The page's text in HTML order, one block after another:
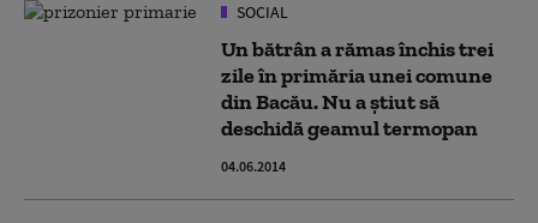
SOCIAL
Un bătrân a rămas închis trei
zile în primăria unei comune
din Bacău. Nu a știut să
deschidă geamul termopan
04.06.2014